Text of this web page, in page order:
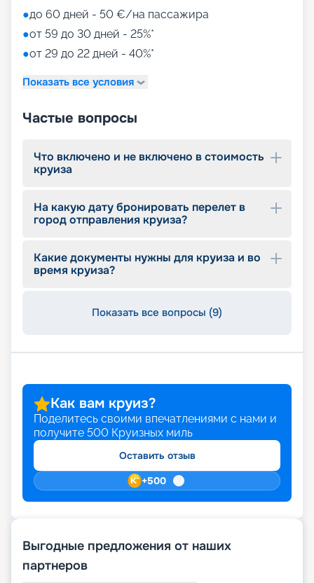
●до 60 дней - 50 €/на пассажира
●от 59 до 30 дней - 25%*
●от 29 до 22 дней - 40%*
Показать все условия
Частые вопросы
Что включено и не включено в стоимость
круиза
На какую дату бронировать перелет в
город отправления круиза?
Какие документы нужны для круиза и во
время круиза?
Показать все вопросы (9)
Как вам круиз?
Поделитесь своими впечатлениями с нами и
получите 500 Круизных миль
Оставить отзыв
+500
Выгодные предложения от наших
партнеров